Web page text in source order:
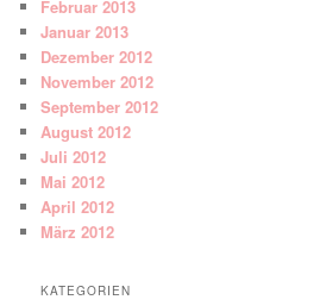
Februar 2013
Januar 2013
Dezember 2012
November 2012
September 2012
August 2012
Juli 2012
Mai 2012
April 2012
März 2012
KATEGORIEN